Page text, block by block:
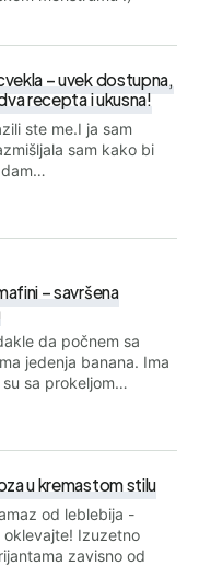
– uvek dostupna,
recepta i ukusna!
ste me.I ja sam
sam kako bi
dam…
– savršena
da počnem sa
jedenja banana. Ima
sa prokeljom…
u kremastom stilu
od leblebija -
oklevajte! Izuzetno
zavisno od